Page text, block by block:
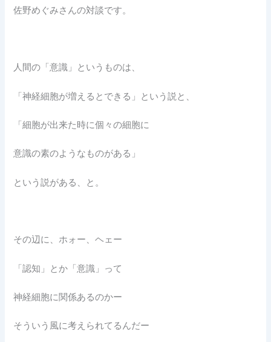
佐野めぐみさんの対談です。
人間の「意識」というものは、
「神経細胞が増えるとできる」という説と、
「細胞が出来た時に個々の細胞に
意識の素のようなものがある」
という説がある、と。
その辺に、ホォー、ヘェー
「認知」とか「意識」って
神経細胞に関係あるのかー
そういう風に考えられてるんだー